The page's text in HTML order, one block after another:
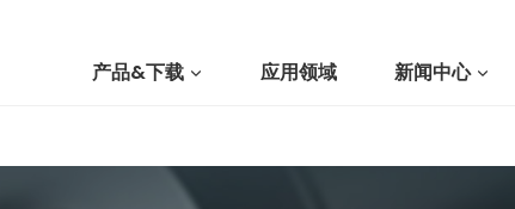
产品&下载 应用领域 新闻中心